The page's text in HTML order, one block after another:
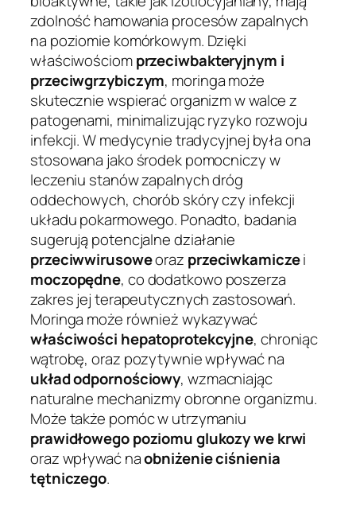
zdolność hamowania procesów zapalnych
na poziomie komórkowym. Dzięki
właściwościomprzeciwbakteryjnym i
przeciwgrzybiczym, moringa może
skutecznie wspierać organizm w walce z
patogenami, minimalizując ryzyko rozwoju
infekcji. W medycynie tradycyjnej była ona
stosowana jako środek pomocniczy w
leczeniu stanów zapalnych dróg
oddechowych, chorób skóry czy infekcji
układu pokarmowego. Ponadto, badania
sugerują potencjalne działanie
przeciwwirusoweoraz przeciwkamiczei
moczopędne, co dodatkowo poszerza
zakres jej terapeutycznych zastosowań.
Moringa może również wykazywać
właściwości hepatoprotekcyjne, chroniąc
wątrobę, oraz pozytywnie wpływać na
układ odpornościowy, wzmacniając
naturalne mechanizmy obronne organizmu.
Może także pomóc w utrzymaniu
prawidłowego poziomu glukozy we krwi
oraz wpływać naobniżenie ciśnienia
tętniczego.